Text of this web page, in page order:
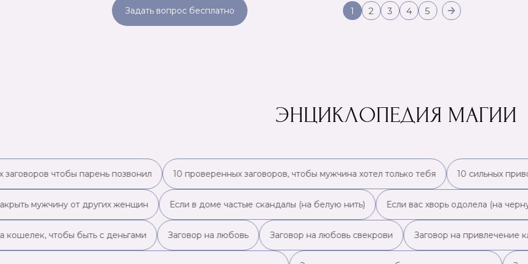
Задать вопрос бесплатно 1 2 3 4 5
ЭНЦИКЛОПЕДИЯ МАГИИ
чтобы парень позвонил 10 проверенных заговоров, чтобы мужчина хотел только тебя 10 сильных
мужчину от других женщин Если в доме частые скандалы (на белую нить) Если вас хворь одолела (на
чтобы быть с деньгами Заговор на любовь Заговор на любовь свекрови Заговор на привлечение